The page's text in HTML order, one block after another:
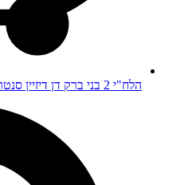
הלח"י 2 בני ברק דן דיזיין סנטר